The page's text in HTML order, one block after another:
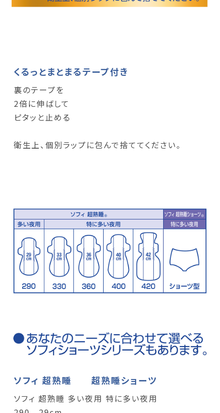
くるっとまとまるテープ付き
裏のテープを
2倍に伸ばして
ピタッと止める
衛生上、個別ラップに包んで捨ててください。
ソフィ 超熟睡 超熟睡ショーツ
ソフィ 超熟睡 多い夜用 特に多い夜用